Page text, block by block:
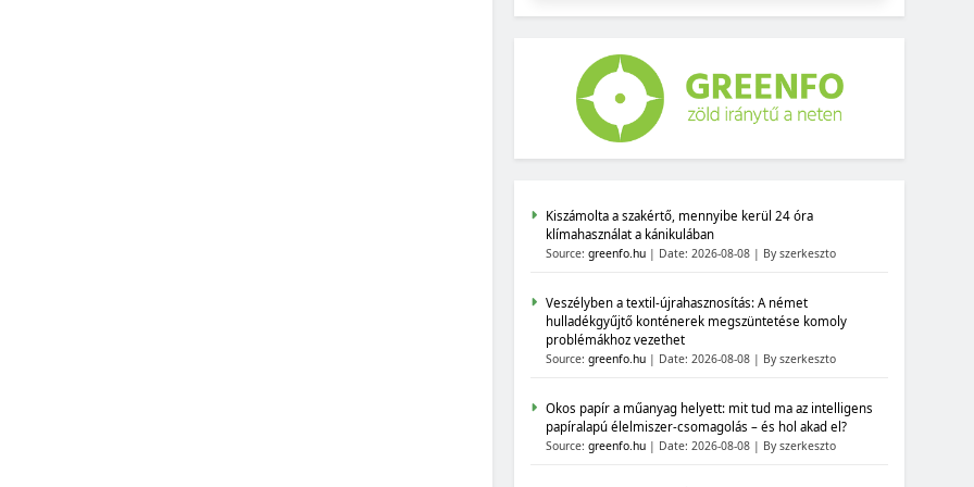
Kiszámolta a szakértő, mennyibe kerül 24 óra
klímahasználat a kánikulában
Source:greenfo.hu Date: 2026-08-08 By szerkeszto
Veszélyben a textil-újrahasznosítás: A német
hulladékgyűjtő konténerek megszüntetése komoly
problémákhoz vezethet
Source:greenfo.hu Date: 2026-08-08 By szerkeszto
Okos papír a műanyag helyett: mit tud ma az intelligens
papíralapú élelmiszer-csomagolás – és hol akad el?
Source:greenfo.hu Date: 2026-08-08 By szerkeszto